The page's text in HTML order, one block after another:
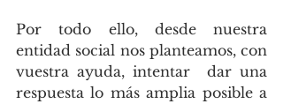
Por todo ello, desde nuestra
entidad social nos planteamos, con
vuestra ayuda, intentar  dar una
respuesta lo más amplia posible a